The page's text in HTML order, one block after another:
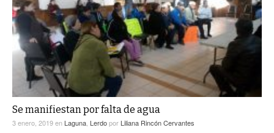
Se manifiestan por falta de agua
3 enero, 2019en Laguna, Lerdopor Liliana Rincón Cervantes